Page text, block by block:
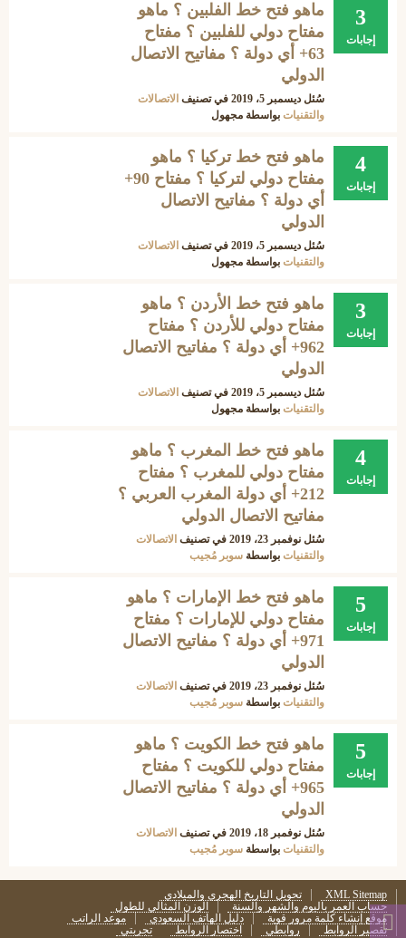
3
إجابات
ماهو فتح خط الفلبين ؟ ماهو
مفتاح دولي للفلبين ؟ مفتاح
63+ أي دولة ؟ مفاتيح الاتصال
الدولي
سُئل ديسمبر 5، 2019 في تصنيف الاتصالات
والتقنيات بواسطة مجهول
4
إجابات
ماهو فتح خط تركيا ؟ ماهو
مفتاح دولي لتركيا ؟ مفتاح 90+
أي دولة ؟ مفاتيح الاتصال
الدولي
سُئل ديسمبر 5، 2019 في تصنيف الاتصالات
والتقنيات بواسطة مجهول
3
إجابات
ماهو فتح خط الأردن ؟ ماهو
مفتاح دولي للأردن ؟ مفتاح
962+ أي دولة ؟ مفاتيح الاتصال
الدولي
سُئل ديسمبر 5، 2019 في تصنيف الاتصالات
والتقنيات بواسطة مجهول
4
إجابات
ماهو فتح خط المغرب ؟ ماهو
مفتاح دولي للمغرب ؟ مفتاح
212+ أي دولة المغرب العربي ؟
مفاتيح الاتصال الدولي
سُئل نوفمبر 23، 2019 في تصنيف الاتصالات
والتقنيات بواسطة سوبر مُجيب
5
إجابات
ماهو فتح خط الإمارات ؟ ماهو
مفتاح دولي للإمارات ؟ مفتاح
971+ أي دولة ؟ مفاتيح الاتصال
الدولي
سُئل نوفمبر 23، 2019 في تصنيف الاتصالات
والتقنيات بواسطة سوبر مُجيب
5
إجابات
ماهو فتح خط الكويت ؟ ماهو
مفتاح دولي للكويت ؟ مفتاح
965+ أي دولة ؟ مفاتيح الاتصال
الدولي
سُئل نوفمبر 18، 2019 في تصنيف الاتصالات
والتقنيات بواسطة سوبر مُجيب
XML Sitemap
تحويل التاريخ الهجري والميلادي
حساب العمر باليوم والشهر والسنة
الوزن المثالي للطول
موقع إنشاء كلمة مرور قوية
دليل الهاتف السعودي
موعد الراتب
تقصير الروابط
روابطي اختصار الروابط تجربتي